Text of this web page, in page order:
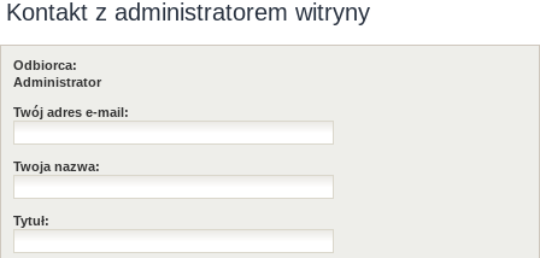
k
Kontakt z administratorem witryny
Odbiorca:
Administrator
Twój adres e-mail:
Twoja nazwa:
Tytuł: